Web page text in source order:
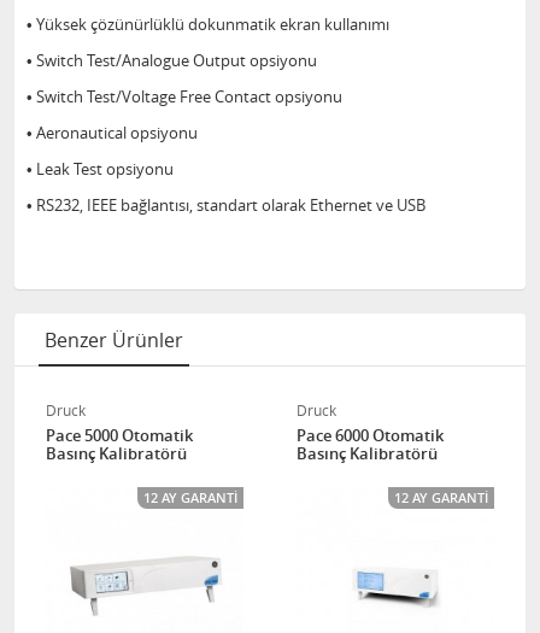
• Yüksek çözünürlüklü dokunmatik ekran kullanımı
• Switch Test/Analogue Output opsiyonu
• Switch Test/Voltage Free Contact opsiyonu
• Aeronautical opsiyonu
• Leak Test opsiyonu
• RS232, IEEE bağlantısı, standart olarak Ethernet ve USB
Benzer Ürünler
Druck
Pace 5000 Otomatik
Basınç Kalibratörü
12 AY GARANTI
Druck
Pace 6000 Otomatik
Basınç Kalibratörü
12 AY GARANTI